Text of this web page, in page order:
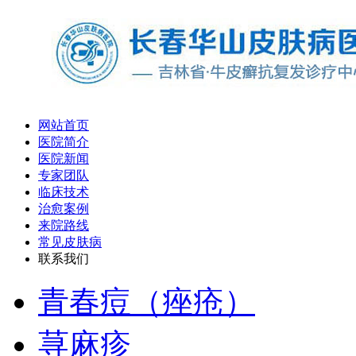
网站首页
医院简介
医院新闻
专家团队
临床技术
治愈案例
来院路线
常见皮肤病
联系我们
青春痘（痤疮）
荨麻疹